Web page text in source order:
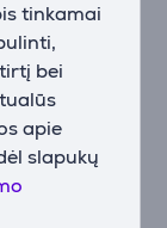
tinkamai
bei
apie
slapukų
už
Award už